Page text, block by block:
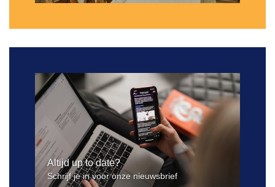
Altijd up to date?
Schrijf je in voor onze nieuwsbrief